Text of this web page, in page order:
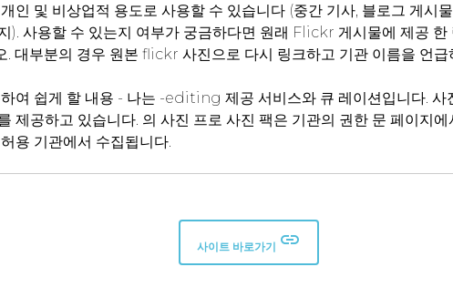
인 및 비상업적 용도로 사용할 수 있습니다 (중간 기사, 블로그 게시
). 사용할 수 있는지 여부가 궁금하다면 원래 Flickr 게시물에 제공 한
. 대부분의 경우 원본 flickr 사진으로 다시 링크하고 기관 이름을 언급
여 쉽게 할 내용 - 나는 -editing 제공 서비스와 큐 레이션입니다. 사
제공하고 있습니다. 의 사진 프로 사진 팩은 기관의 권한 문 페이지
용 기관에서 수집됩니다.
사이트 바로가기 insert_link